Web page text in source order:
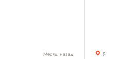
Месяц назад